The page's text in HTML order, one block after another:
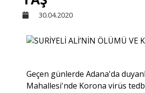
30.04.2020
Geçen günlerde Adana'da
Mahallesi'nde Korona virüs